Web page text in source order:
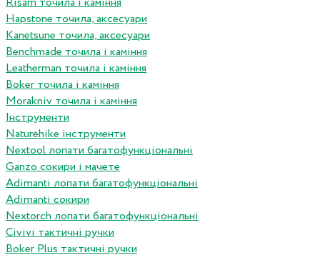
Hapstone точила, аксесуари
Kanetsune точила, аксесуари
Benchmade точила і каміння
Leatherman точила і каміння
Boker точила і каміння
Morakniv точила і каміння
Інструменти
Naturehike інструменти
Nextool лопати багатофункціональні
Ganzo сокири і мачете
Adimanti лопати багатофункціональні
Adimanti сокири
Nextorch лопати багатофункціональні
Сivivi тактичні ручки
Boker Plus тактичні ручки